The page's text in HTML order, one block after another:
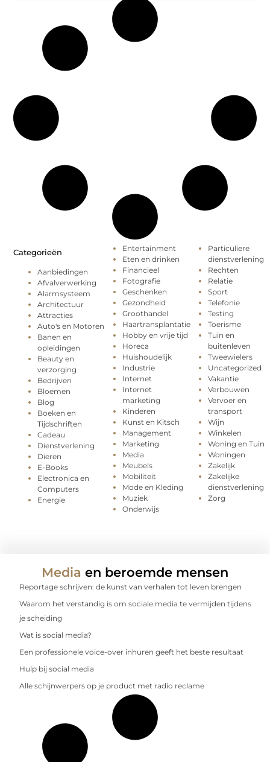
Categorieën
Aanbiedingen
Afvalverwerking
Alarmsysteem
Architectuur
Attracties
Auto's en Motoren
Banen en
opleidingen
Beauty en
verzorging
Bedrijven
Bloemen
Blog
Boeken en
Tijdschriften
Cadeau
Dienstverlening
Dieren
E-Books
Electronica en
Computers
Energie
Entertainment
Eten en drinken
Financieel
Fotografie
Geschenken
Gezondheid
Groothandel
Haartransplantatie
Hobby en vrije tijd
Horeca
Huishoudelijk
Industrie
Internet
Internet
marketing
Kinderen
Kunst en Kitsch
Management
Marketing
Media
Meubels
Mobiliteit
Mode en Kleding
Muziek
Onderwijs
Particuliere
dienstverlening
Rechten
Relatie
Sport
Telefonie
Testing
Toerisme
Tuin en
buitenleven
Tweewielers
Uncategorized
Vakantie
Verbouwen
Vervoer en
transport
Wijn
Winkelen
Woning en Tuin
Woningen
Zakelijk
Zakelijke
dienstverlening
Zorg
Media en beroemde mensen
Reportage schrijven: de kunst van verhalen tot leven brengen
Waarom het verstandig is om sociale media te vermijden tijdens
je scheiding
Wat is social media?
Een professionele voice-over inhuren geeft het beste resultaat
Hulp bij social media
Alle schijnwerpers op je product met radio reclame